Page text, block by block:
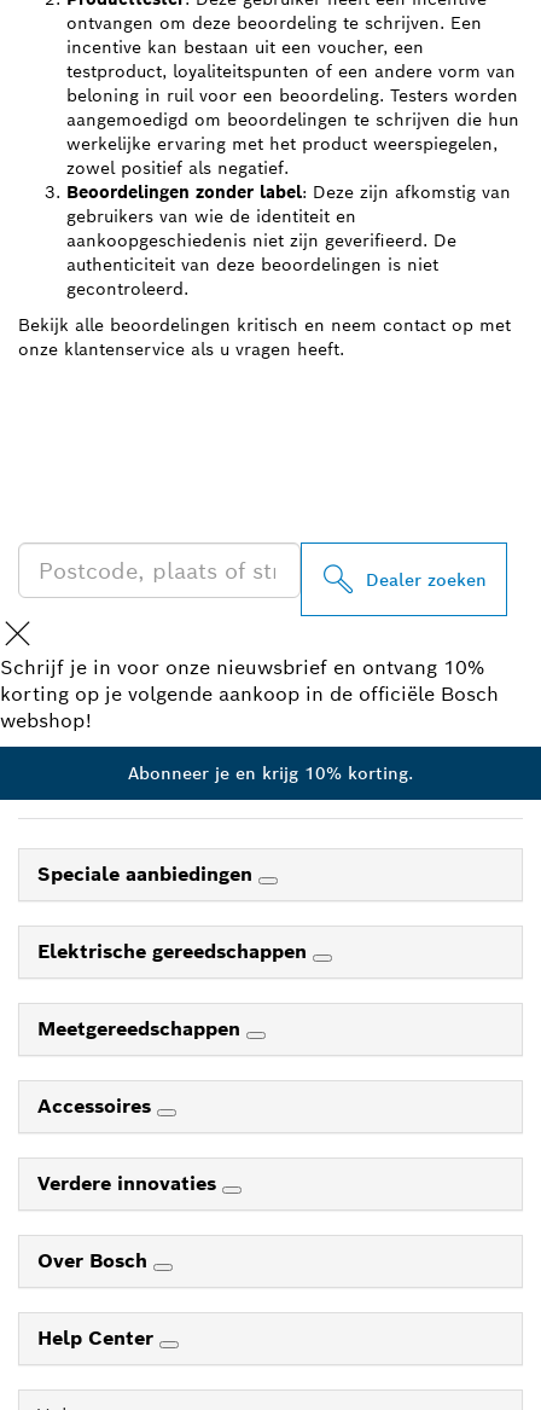
ontvangen om deze beoordeling te schrijven. Een
incentive kan bestaan uit een voucher, een
testproduct, loyaliteitspunten of een andere vorm van
beloning in ruil voor een beoordeling. Testers worden
aangemoedigd om beoordelingen te schrijven die hun
werkelijke ervaring met het product weerspiegelen,
zowel positief als negatief.
Beoordelingen zonder label: Deze zijn afkomstig van
gebruikers van wie de identiteit en
aankoopgeschiedenis niet zijn geverifieerd. De
authenticiteit van deze beoordelingen is niet
gecontroleerd.
Bekijk alle beoordelingen kritisch en neem contact op met
onze klantenservice als u vragen heeft.
Dealer zoeken
Schrijf je in voor onze nieuwsbrief en ontvang 10%
korting op je volgende aankoop in de officiële Bosch
webshop!
Abonneer je en krijg 10% korting.
Speciale aanbiedingen
Elektrische gereedschappen
Meetgereedschappen
Accessoires
Verdere innovaties
Over Bosch
Help Center